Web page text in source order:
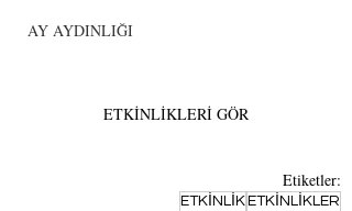
AY AYDINLIĞI
ETKİNLİKLERİ GÖR
Etiketler:
ETKİNLİK ETKİNLİKLER